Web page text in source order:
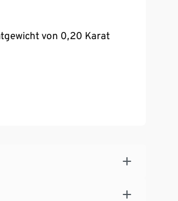
von 0,20 Karat